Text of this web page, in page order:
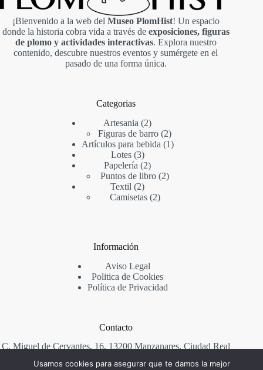
¡Bienvenido a la web del Museo PlomHist! Un espacio
donde la historia cobra vida a través de exposiciones, figuras
de plomo y actividades interactivas. Explora nuestro
contenido, descubre nuestros eventos y sumérgete en el
pasado de una forma única.
Categorias
Artesania
22
productos
Figuras de barro 22
productos
Artículos para bebida 11
Lotes 33
productos
Papelería 22
productos
Puntos de libro 22
Textil 22
productos
Camisetas 22
Información
Aviso Legal
Politica de Cookies
Política de Privacidad
Contacto
C. Miguel de Cervantes, 16, 13200 Manzanares, Ciudad Real
Usamos cookies para asegurar que te damos la mejor